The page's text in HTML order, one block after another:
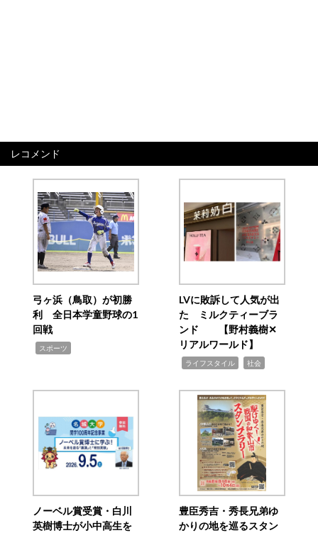
レコメンド
弓ヶ浜（鳥取）が初勝
利 全日本学童野球の1
回戦
スポーツ
LVに敗訴して人気が出
た ミルクティーブラ
ンド 【野村義樹✕
リアルワールド】
ライフスタイル 社会
ノーベル賞受賞・白川
英樹博士が小中高生を
豊臣秀吉・秀長兄弟ゆ
かりの地を巡るスタン